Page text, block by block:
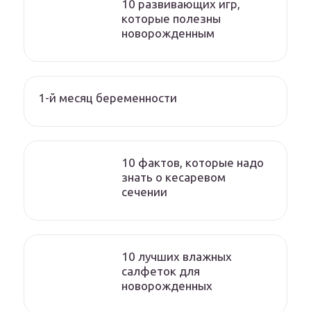
10 развивающих игр,
которые полезны
новорожденным
1-й месяц беременности
10 фактов, которые надо
знать о кесаревом
сечении
10 лучших влажных
салфеток для
новорожденных